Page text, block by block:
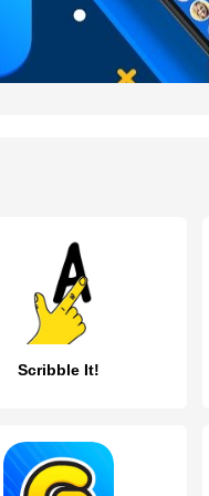
Scribble It!